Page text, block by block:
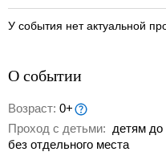
У события нет актуальной
О событии
Возраст: 0+
Проход с детьми: детям до
без отдельного места